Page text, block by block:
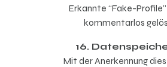
Erkannte “Fake-
kommentarlos
16.
Mit der Anerkennung